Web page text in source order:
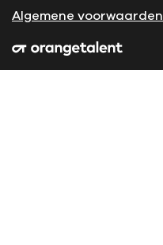
Algemene voorwaarden